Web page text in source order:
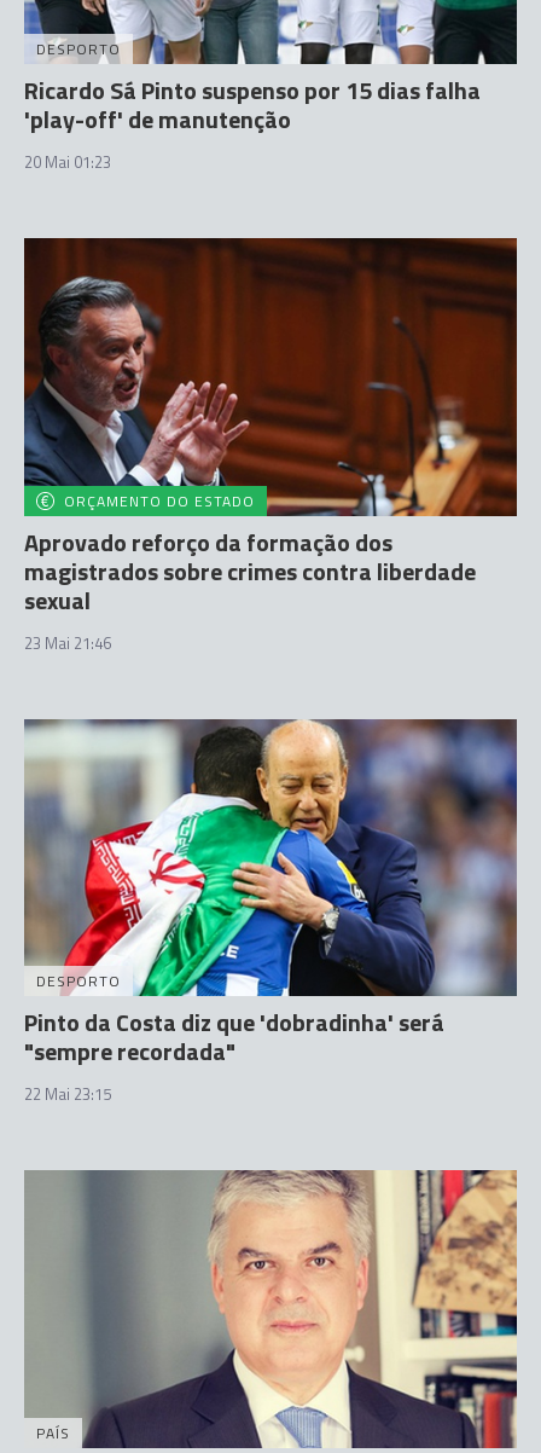
DESPORTO
Ricardo Sá Pinto suspenso por 15 dias falha
'play-off' de manutenção
20 Mai 01:23
ORÇAMENTO DO ESTADO
Aprovado reforço da formação dos
magistrados sobre crimes contra liberdade
sexual
23 Mai 21:46
DESPORTO
Pinto da Costa diz que 'dobradinha' será
"sempre recordada"
22 Mai 23:15
PAÍS